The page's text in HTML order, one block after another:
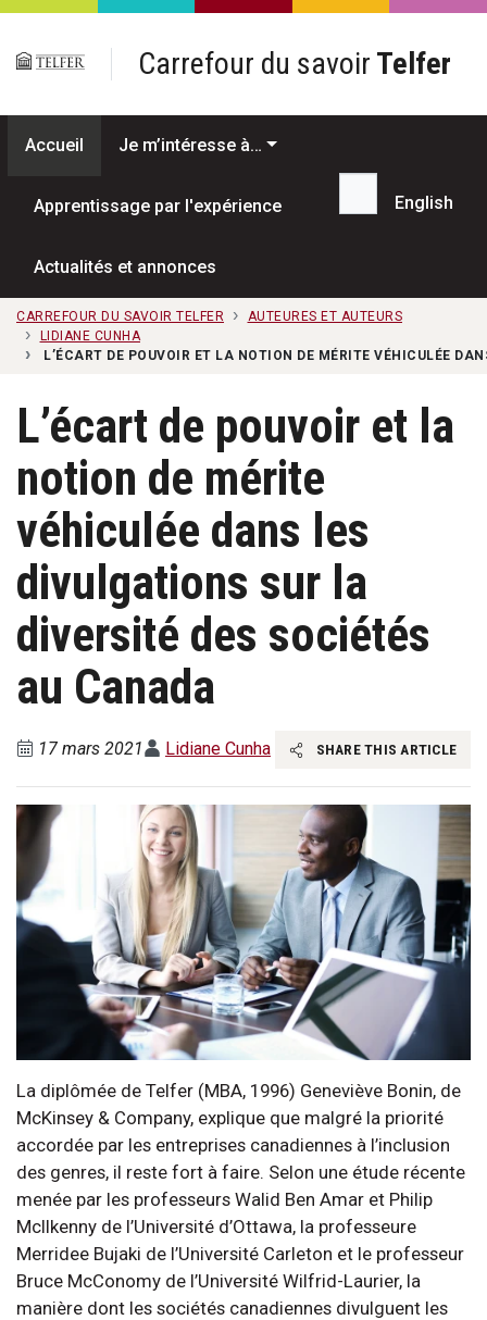
Passer au contenu principal
Carrefour du savoir Telfer
Accueil Je m’intéresse à…
Apprentissage par l'expérience
Actualités et annonces
Recherche...
English
CARREFOUR DU SAVOIR TELFER
AUTEURES ET AUTEURS
LIDIANE CUNHA
L’ÉCART DE POUVOIR ET LA NOTION DE MÉRITE VÉHICULÉE
L’écart de pouvoir et la
notion de mérite
véhiculée dans les
divulgations sur la
diversité des sociétés
au Canada
17 mars 2021 Lidiane Cunha SHARE THIS ARTICLE
La diplômée de Telfer (MBA, 1996) Geneviève Bonin, de
McKinsey & Company, explique que malgré la priorité
accordée par les entreprises canadiennes à l’inclusion
des genres, il reste fort à faire. Selon une étude récente
menée par les professeurs Walid Ben Amar et Philip
McIlkenny de l’Université d’Ottawa, la professeure
Merridee Bujaki de l’Université Carleton et le professeur
Bruce McConomy de l’Université Wilfrid-Laurier, la
manière dont les sociétés canadiennes divulguent les